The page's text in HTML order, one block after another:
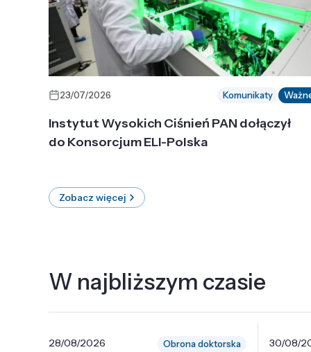
23/07/2026 Komunikaty
Instytut Wysokich Ciśnień PAN dołączył
do Konsorcjum ELI-Polska
Zobacz więcej
W najbliższym czasie
28/08/2026 Obrona doktorska 30/08/